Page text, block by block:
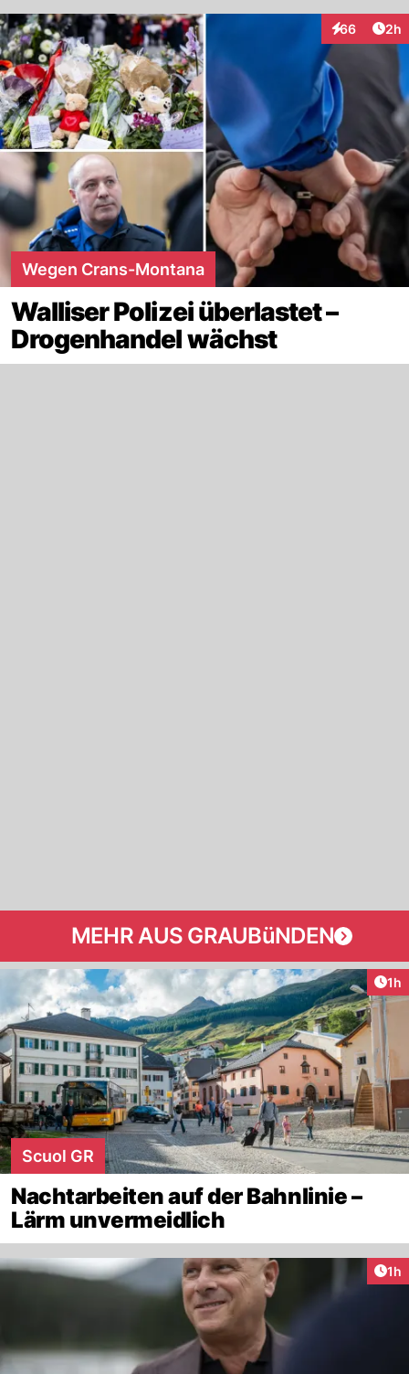
66
Interaktionen
2h
Wegen Crans-Montana
Walliser Polizei überlastet –
Drogenhandel wächst
MEHR AUS GRAUBüNDEN
1h
Scuol GR
Nachtarbeiten auf der Bahnlinie –
Lärm unvermeidlich
1h